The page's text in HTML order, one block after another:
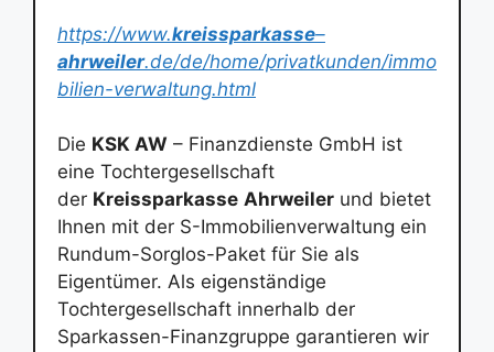
https://www.kreissparkasse–
ahrweiler.de/de/home/privatkunden/immo
bilien-verwaltung.html
Die KSK AW – Finanzdienste GmbH ist
eine Tochtergesellschaft
der Kreissparkasse Ahrweiler und bietet
Ihnen mit der S-Immobilienverwaltung ein
Rundum-Sorglos-Paket für Sie als
Eigentümer. Als eigenständige
Tochtergesellschaft innerhalb der
Sparkassen-Finanzgruppe garantieren wir